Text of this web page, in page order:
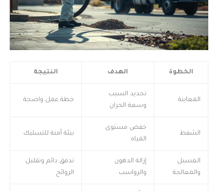
الخطوة الهدف النتيجة
المعاينة
تحديد السبب
وسعة الخزان
خطة عمل واضحة
الشفط
خفض مستوى
المياه
بيئة آمنة للتسليك
الغسيل
والمعالجة
إزالة الدهون
والرواسب
تدفق دائم وتقليل
الروائح